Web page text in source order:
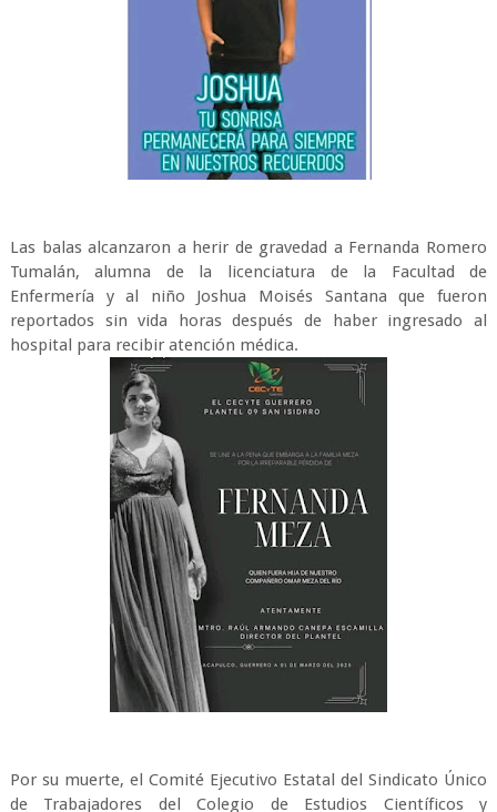
Las balas alcanzaron a herir de gravedad a Fernanda Romero
Tumalán, alumna de la licenciatura de la Facultad de
Enfermería y al niño Joshua Moisés Santana que fueron
reportados sin vida horas después de haber ingresado al
hospital para recibir atención médica.
Por su muerte, el Comité Ejecutivo Estatal del Sindicato Único
de Trabajadores del Colegio de Estudios Científicos y